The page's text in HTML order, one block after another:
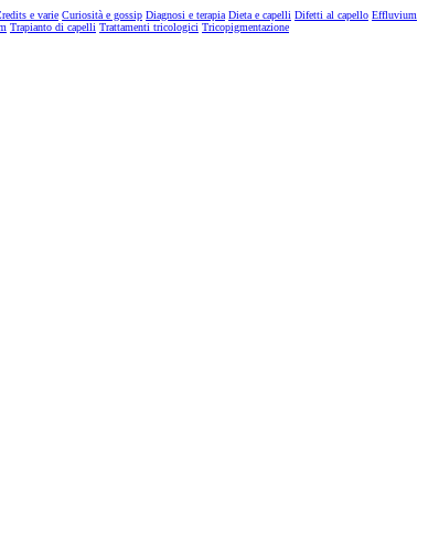
e varie Curiosità e gossip Diagnosi e terapia Dieta e capelli Difetti al capello Effluvium
Trapianto di capelli Trattamenti tricologici Tricopigmentazione